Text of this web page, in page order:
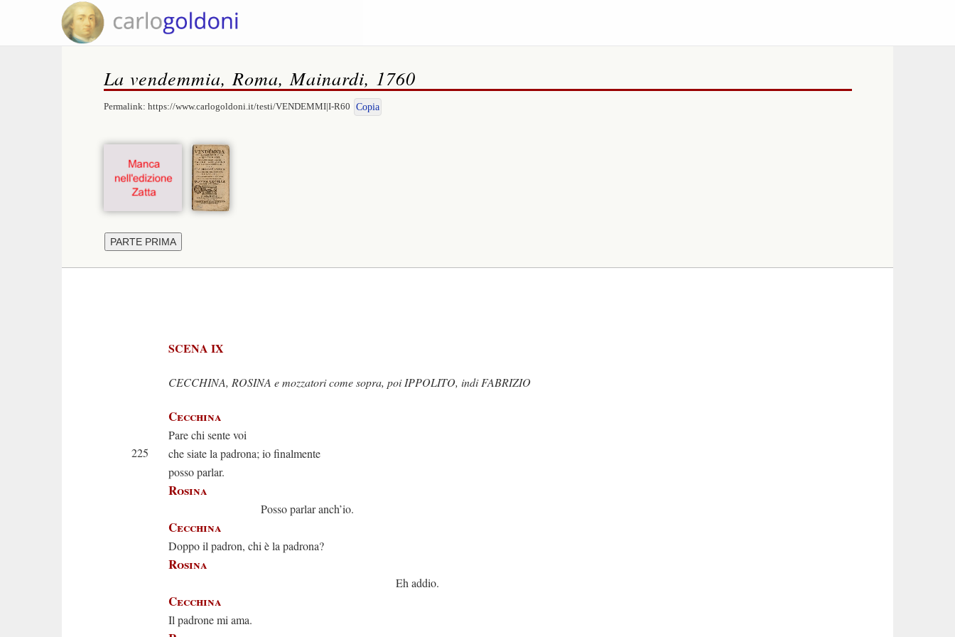
La vendemmia, Roma, Mainardi, 1760
Permalink: https://www.carlogoldoni.it/testi/VENDEMMI|I-R60 Copia
SCENA IX
CECCHINA, ROSINA e mozzatori come sopra, poi IPPOLITO, indi FABRIZIO
Cecchina
Pare chi sente voi
225
che siate la padrona; io finalmente
posso parlar.
Rosina
Posso parlar anch’io.
Cecchina
Doppo il padron, chi è la padrona?
Rosina
Eh addio.
Cecchina
Il padrone mi ama.